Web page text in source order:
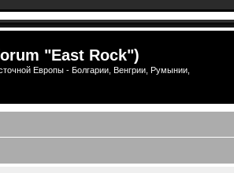
"East Rock")
Европы - Болгарии, Венгрии, Румынии,